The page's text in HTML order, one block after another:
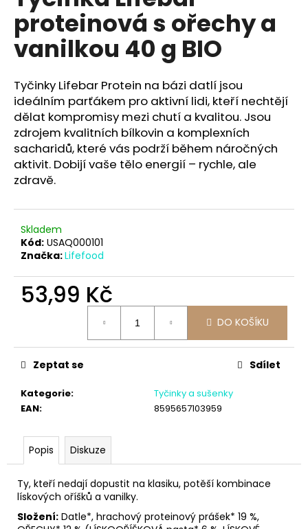
5
hvězdiček.
proteinová s ořechy a
vanilkou 40 g BIO
Tyčinky Lifebar Protein na bázi datlí jsou
ideálním parťákem pro aktivní lidi, kteří nechtějí
dělat kompromisy mezi chutí a kvalitou. Jsou
zdrojem kvalitních bílkovin a komplexních
sacharidů, které vás podrží během náročných
aktivit. Dobijí vaše tělo energií – rychle, ale
zdravě.
Skladem
Kód: USAQ000101
Značka:Lifefood
53,99 Kč
DO KOŠÍKU
Kategorie:
Tyčinky a sušenky
EAN: 8595657103959
Zeptat se Sdílet
Popis Diskuze
Ty, kteří nedají dopustit na klasiku, potěší kombinace
lískových oříšků a vanilky.
Složení: Datle*, hrachový proteinový prášek* 19 %,
a
j
í
?
HLEDAT
o
p
o
r
u
m
e